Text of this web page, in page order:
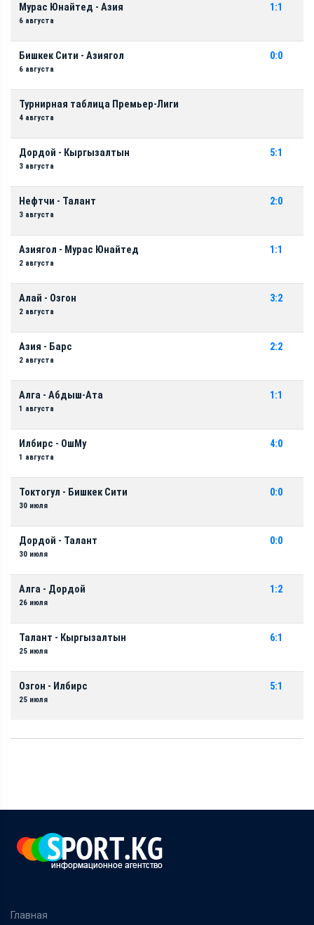
Мурас Юнайтед - Азия
6 августа
1:1
Бишкек Сити - Азиягол
6 августа
0:0
Турнирная таблица Премьер-Лиги
4 августа
Дордой - Кыргызалтын
3 августа
5:1
Нефтчи - Талант
3 августа
2:0
Азиягол - Мурас Юнайтед
2 августа
1:1
Алай - Озгон
2 августа
3:2
Азия - Барс
2 августа
2:2
Алга - Абдыш-Ата
1 августа
1:1
Илбирс - ОшМу
1 августа
4:0
Токтогул - Бишкек Сити
30 июля
0:0
Дордой - Талант
30 июля
0:0
Алга - Дордой
26 июля
1:2
Талант - Кыргызалтын
25 июля
6:1
Озгон - Илбирс
25 июля
5:1
Главная